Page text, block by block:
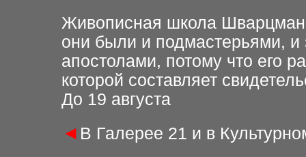
Живописная школа
они были и подмастерьями, и
апостолами, потому что его
которой составляет
До 19 августа
◄ В Галерее 21 и в